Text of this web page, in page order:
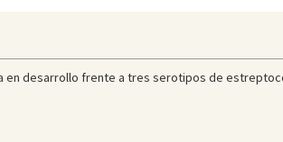
desarrollo frente a tres serotipos de